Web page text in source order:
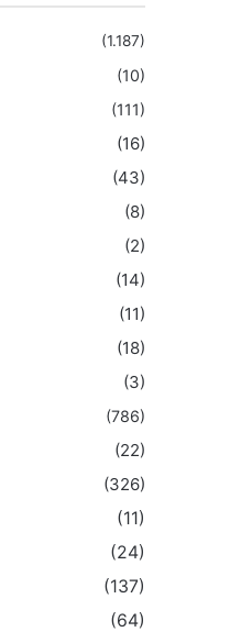
(1.187)
(10)
(111)
(16)
(43)
(8)
(2)
(14)
(11)
(18)
(3)
(786)
(22)
(326)
(11)
(24)
(137)
(64)